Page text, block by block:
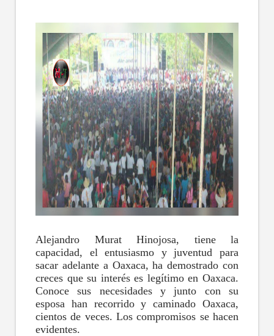
Alejandro Murat Hinojosa, tiene la
capacidad, el entusiasmo y juventud para
sacar adelante a Oaxaca, ha demostrado con
creces que su interés es legítimo en Oaxaca.
Conoce sus necesidades y junto con su
esposa han recorrido y caminado Oaxaca,
cientos de veces. Los compromisos se hacen
evidentes.